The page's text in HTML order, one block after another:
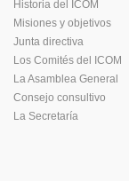
Historia del ICOM
Misiones y objetivos
Junta directiva
Los Comités del ICOM
La Asamblea General
Consejo consultivo
La Secretaría